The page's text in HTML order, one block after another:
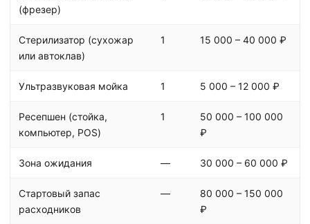
(фрезер)
Стерилизатор (сухожар
или автоклав)
1 15 000 – 40 000 ₽
Ультразвуковая мойка 1 5 000 – 12 000 ₽
Ресепшен (стойка,
компьютер, POS)
1
50 000 – 100 000
₽
Зона ожидания — 30 000 – 60 000 ₽
Стартовый запас
расходников
—
80 000 – 150 000
₽